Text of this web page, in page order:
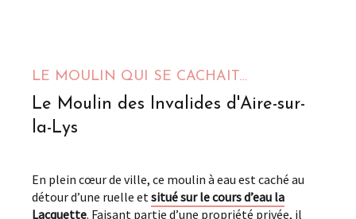
LE MOULIN QUI SE CACHAIT…
Le Moulin des Invalides d'Aire-sur-
la-Lys
En plein cœur de ville, ce moulin à eau est caché au
détour d’une ruelle etsitué sur le cours d’eau la
Lacquette. Faisant partie d’une propriété privée, il